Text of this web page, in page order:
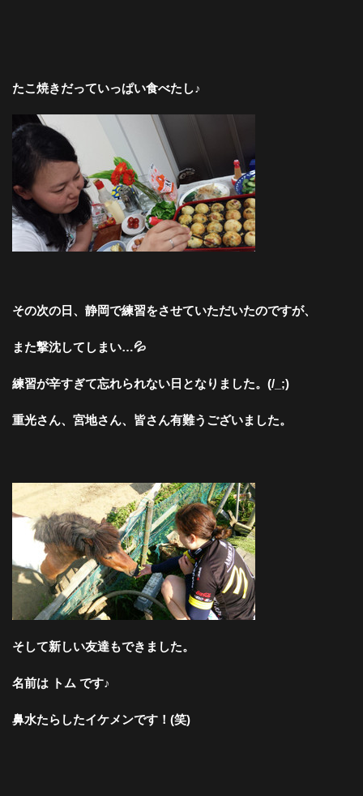
たこ焼きだっていっぱい食べたし♪
その次の日、静岡で練習をさせていただいたのですが、
また撃沈してしまい…💦
練習が辛すぎて忘れられない日となりました。(/_;)
重光さん、宮地さん、皆さん有難うございました。
そして新しい友達もできました。
名前は トム です♪
鼻水たらしたイケメンです！(笑)